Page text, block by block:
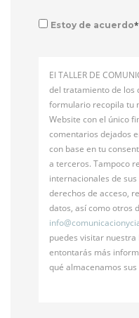
Estoy de acuerdo*
El TALLER DE
del tratamiento de los
formulario recopila tu
Website con el único
comentarios dejados
con base en tu
a terceros. Tampoco
internacionales de
derechos de acceso,
datos, así como otros
info@
puedes visitar nuestra
entontarás más
qué almacenamos sus